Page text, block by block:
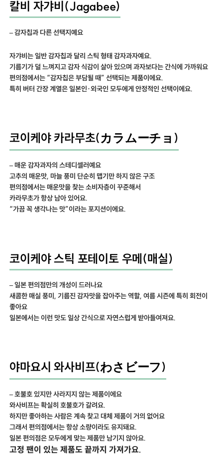
칼비 자갸비(Jagabee)
– 감자칩과 다른 선택지예요
자갸비는 일반 감자칩과 달리 스틱 형태 감자과자예요.
기름기가 덜 느껴지고 감자 식감이 살아 있으며 과자보다는 간식에 가까워요
편의점에서는 “감자칩은 부담될 때” 선택되는 제품이에요.
특히 버터 간장 계열은 일본인·외국인 모두에게 안정적인 선택이에요.
코이케야 카라무초(カラムーチョ)
– 매운 감자과자의 스테디셀러예요
고추의 매운맛, 마늘 풍미 단순히 맵기만 하지 않은 구조
편의점에서는 매운맛을 찾는 소비자층이 꾸준해서
카라무초가 항상 남아 있어요.
“가끔 꼭 생각나는 맛”이라는 포지션이에요.
코이케야 스틱 포테이토 우메(매실)
– 일본 편의점만의 개성이 드러나요
새콤한 매실 풍미, 기름진 감자맛을 잡아주는 역할, 여름 시즌에 특히 회전이
좋아요
일본에서는 이런 맛도 일상 간식으로 자연스럽게 받아들여져요.
야마요시 와사비프(わさビーフ)
– 호불호 있지만 사라지지 않는 제품이에요
와사비프는 확실히 호불호가 갈려요.
하지만 좋아하는 사람은 계속 찾고 대체 제품이 거의 없어요
그래서 편의점에서는 항상 소량이라도 유지돼요.
일본 편의점은 모두에게 맞는 제품만 남기지 않아요.
고정 팬이 있는 제품도 끝까지 가져가요.